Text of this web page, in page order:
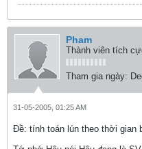
Pham
Thành viên tích
Tham gia ngày:
31-05-2005, 01:25 AM
Ðề: tính toán lún theo thời gian